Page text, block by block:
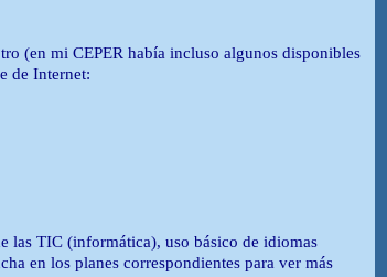
(en mi CEPER había incluso algunos disponibles
de Internet:
las TIC (informática), uso básico de idiomas
en los planes correspondientes para ver más